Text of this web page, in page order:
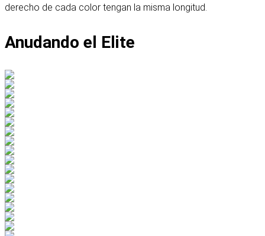
derecho de cada color tengan la misma longitud.
Anudando el Elite